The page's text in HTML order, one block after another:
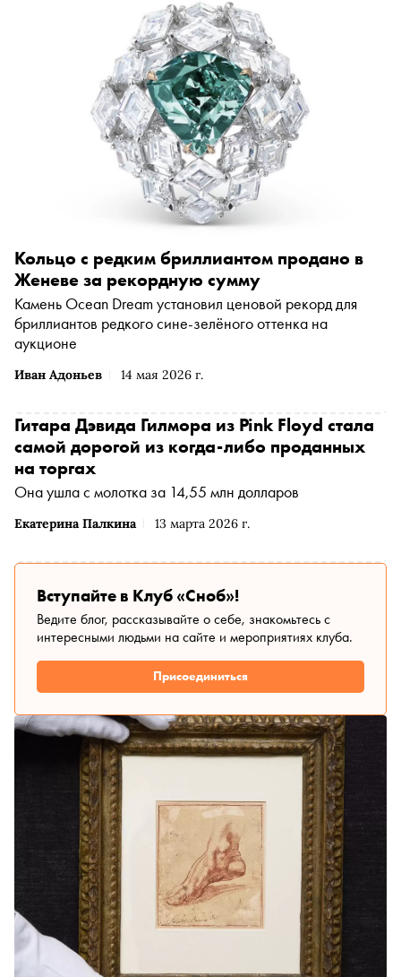
Иван Адоньев 14 мая 2026 г.
Кольцо с редким бриллиантом продано в
Женеве за рекордную сумму
Камень Ocean Dream установил ценовой рекорд для
бриллиантов редкого сине-зелёного оттенка на
аукционе
Екатерина Палкина 13 марта 2026 г.
Гитара Дэвида Гилмора из Pink Floyd стала
самой дорогой из когда-либо проданных
на торгах
Она ушла с молотка за 14,55 млн долларов
Вступайте в Клуб «Сноб»!
Ведите блог, рассказывайте о себе, знакомьтесь с
интересными людьми на сайте и мероприятиях клуба.
Присоединиться